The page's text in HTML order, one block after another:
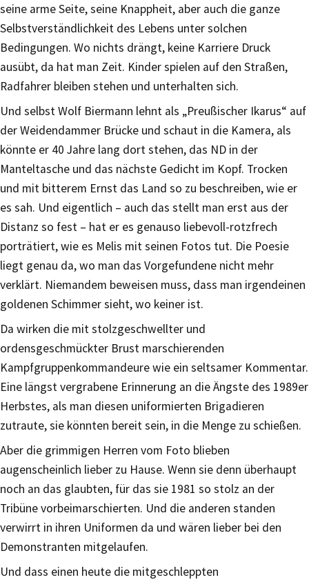
seine arme Seite, seine Knappheit, aber auch die ganze
Selbstverständlichkeit des Lebens unter solchen
Bedingungen. Wo nichts drängt, keine Karriere Druck
ausübt, da hat man Zeit. Kinder spielen auf den Straßen,
Radfahrer bleiben stehen und unterhalten sich.
Und selbst Wolf Biermann lehnt als „Preußischer Ikarus“ auf
der Weidendammer Brücke und schaut in die Kamera, als
könnte er 40 Jahre lang dort stehen, das ND in der
Manteltasche und das nächste Gedicht im Kopf. Trocken
und mit bitterem Ernst das Land so zu beschreiben, wie er
es sah. Und eigentlich – auch das stellt man erst aus der
Distanz so fest – hat er es genauso liebevoll-rotzfrech
porträtiert, wie es Melis mit seinen Fotos tut. Die Poesie
liegt genau da, wo man das Vorgefundene nicht mehr
verklärt. Niemandem beweisen muss, dass man irgendeinen
goldenen Schimmer sieht, wo keiner ist.
Da wirken die mit stolzgeschwellter und
ordensgeschmückter Brust marschierenden
Kampfgruppenkommandeure wie ein seltsamer Kommentar.
Eine längst vergrabene Erinnerung an die Ängste des 1989er
Herbstes, als man diesen uniformierten Brigadieren
zutraute, sie könnten bereit sein, in die Menge zu schießen.
Aber die grimmigen Herren vom Foto blieben
augenscheinlich lieber zu Hause. Wenn sie denn überhaupt
noch an das glaubten, für das sie 1981 so stolz an der
Tribüne vorbeimarschierten. Und die anderen standen
verwirrt in ihren Uniformen da und wären lieber bei den
Demonstranten mitgelaufen.
Und dass einen heute die mitgeschleppten